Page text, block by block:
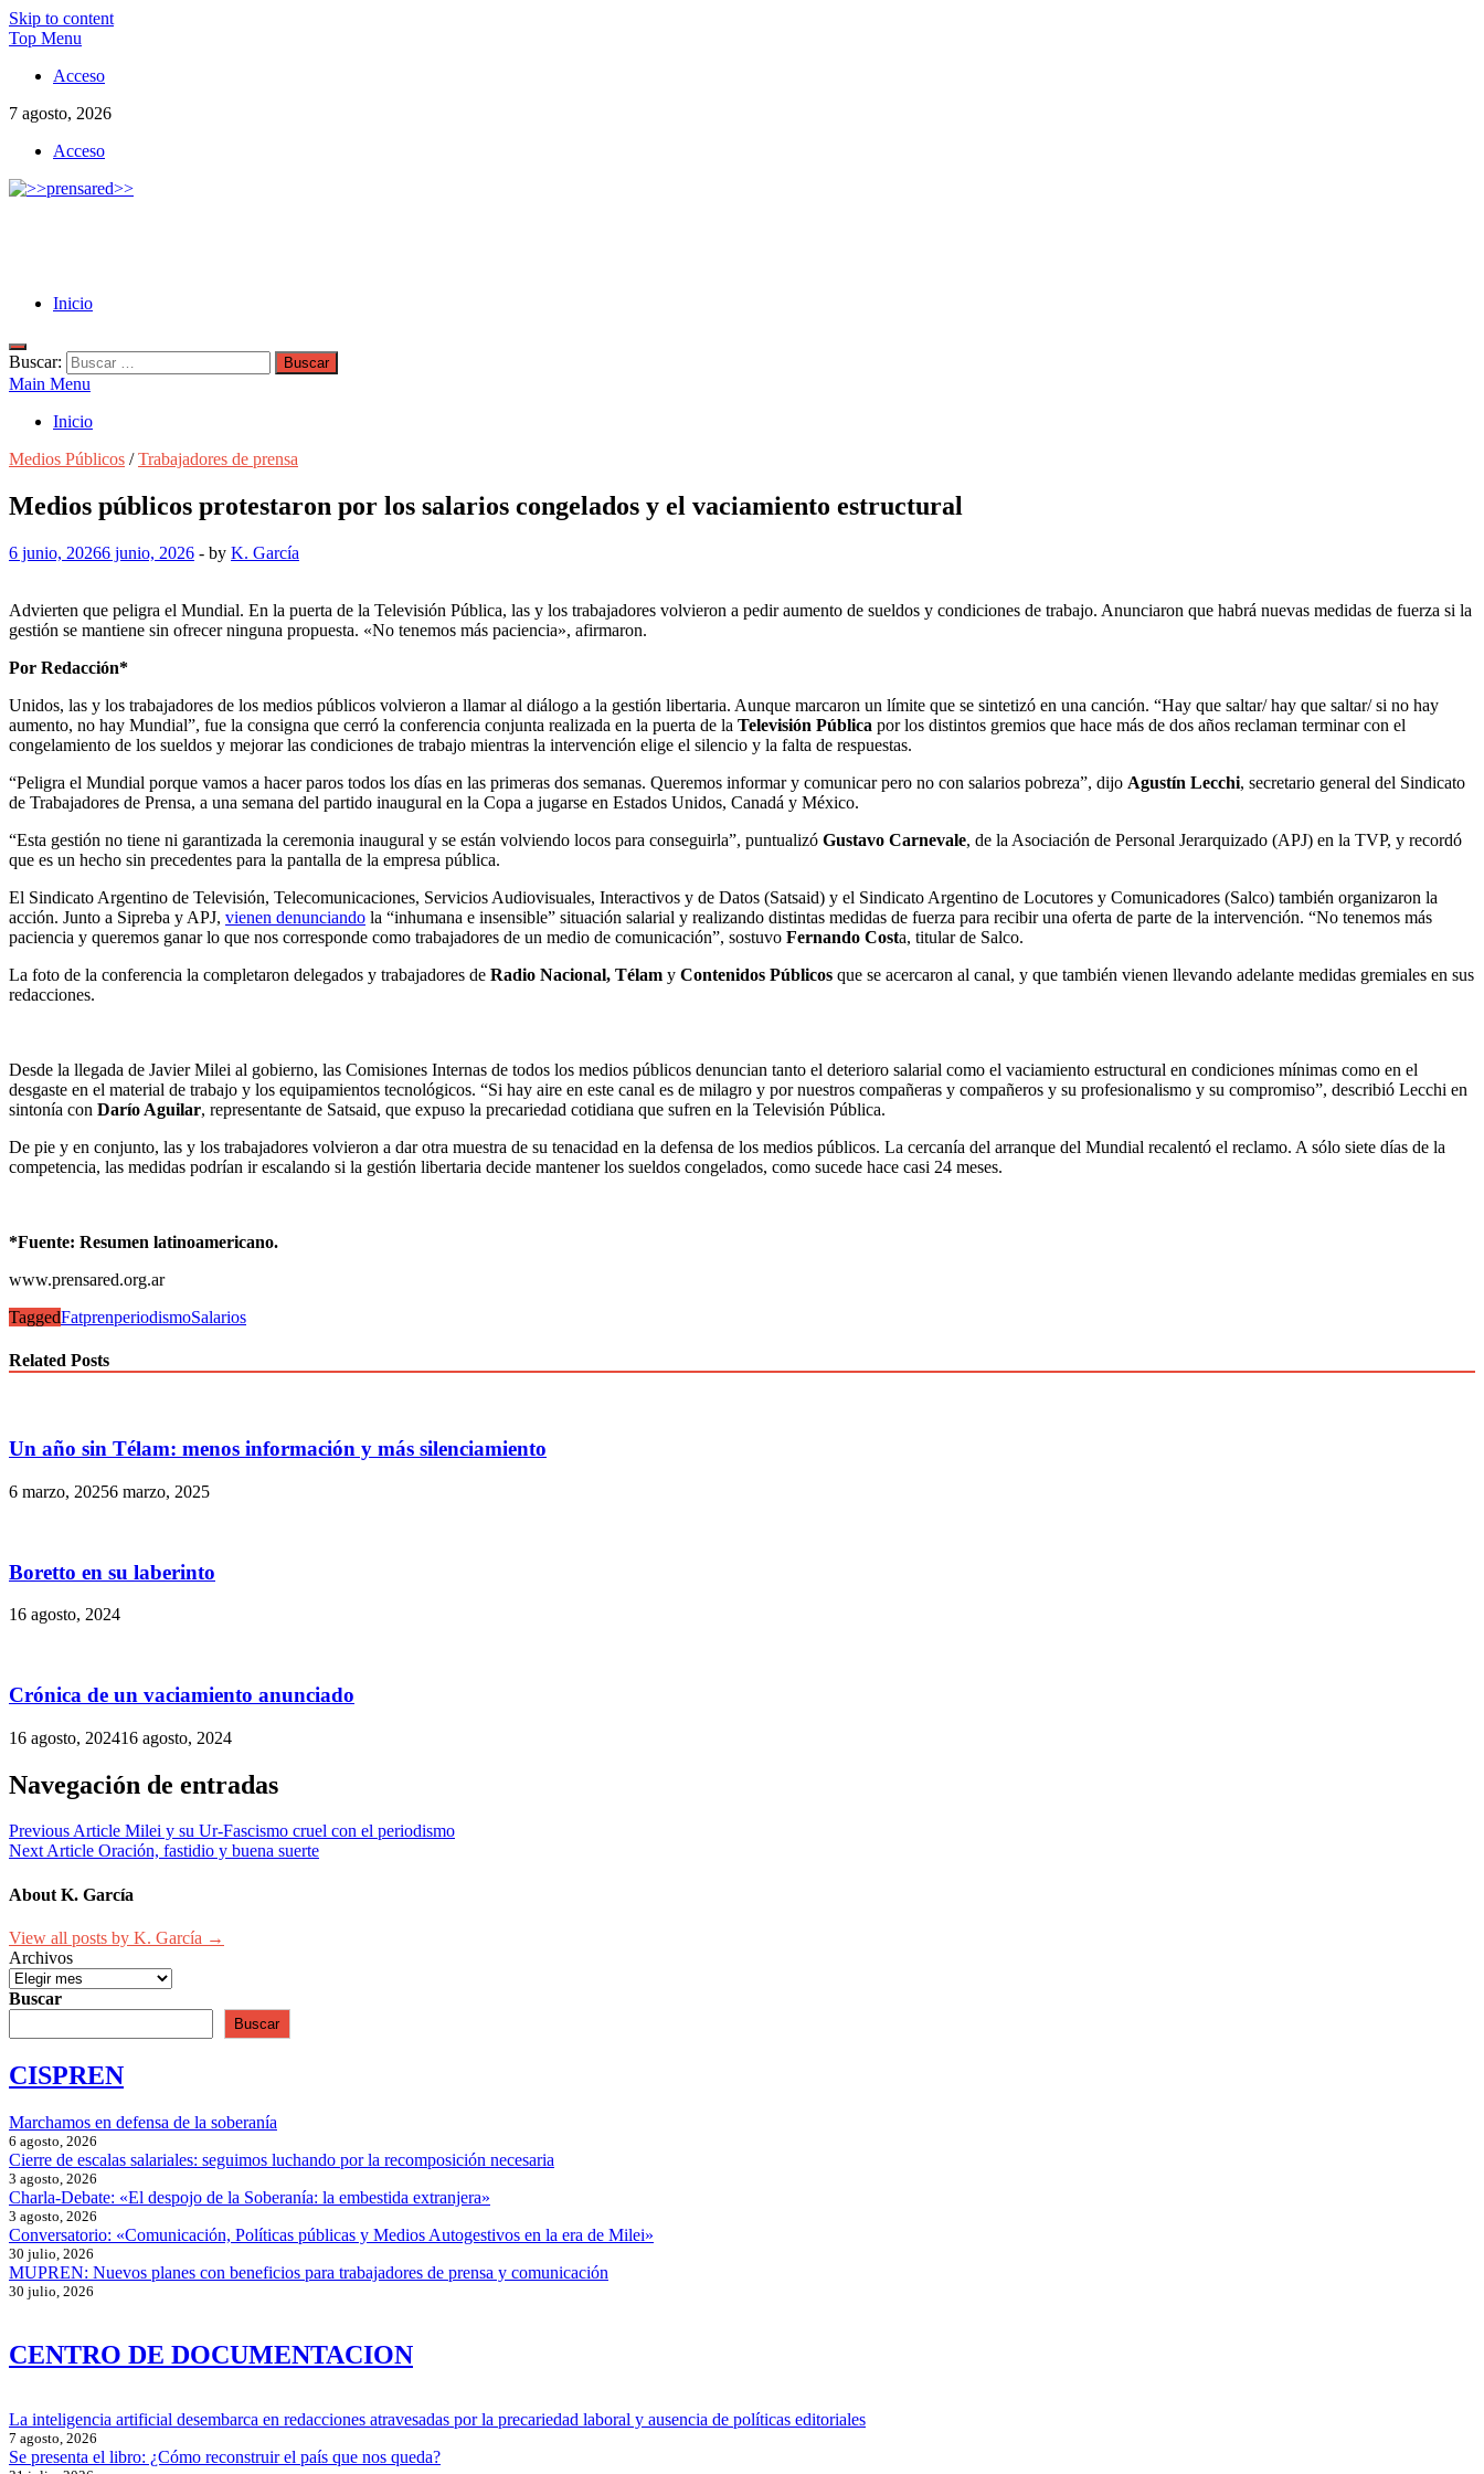
Skip to content
Top Menu
Acceso
7 agosto, 2026
Acceso
Inicio
Buscar:
Main Menu
Inicio
Medios Públicos /Trabajadores de prensa
Medios públicos protestaron por los salarios congelados y el vaciamiento estructural
6 junio, 20266 junio, 2026 - by K. García
Advierten que peligra el Mundial. En la puerta de la Televisión Pública, las y los trabajadores volvieron a pedir aumento de sueldos y condiciones de trabajo. Anunciaron que habrá nuevas medidas de fuerza si la
gestión se mantiene sin ofrecer ninguna propuesta. «No tenemos más paciencia», afirmaron.
Por Redacción*
Unidos, las y los trabajadores de los medios públicos volvieron a llamar al diálogo a la gestión libertaria. Aunque marcaron un límite que se sintetizó en una canción. “Hay que saltar/ hay que saltar/ si no hay
aumento, no hay Mundial”, fue la consigna que cerró la conferencia conjunta realizada en la puerta de la Televisión Pública por los distintos gremios que hace más de dos años reclaman terminar con el
congelamiento de los sueldos y mejorar las condiciones de trabajo mientras la intervención elige el silencio y la falta de respuestas.
“Peligra el Mundial porque vamos a hacer paros todos los días en las primeras dos semanas. Queremos informar y comunicar pero no con salarios pobreza”, dijo Agustín Lecchi, secretario general del Sindicato
de Trabajadores de Prensa, a una semana del partido inaugural en la Copa a jugarse en Estados Unidos, Canadá y México.
“Esta gestión no tiene ni garantizada la ceremonia inaugural y se están volviendo locos para conseguirla”, puntualizó Gustavo Carnevale, de la Asociación de Personal Jerarquizado (APJ) en la TVP, y recordó
que es un hecho sin precedentes para la pantalla de la empresa pública.
El Sindicato Argentino de Televisión, Telecomunicaciones, Servicios Audiovisuales, Interactivos y de Datos (Satsaid) y el Sindicato Argentino de Locutores y Comunicadores (Salco) también organizaron la
acción. Junto a Sipreba y APJ, vienen denunciando la “inhumana e insensible” situación salarial y realizando distintas medidas de fuerza para recibir una oferta de parte de la intervención. “No tenemos más
paciencia y queremos ganar lo que nos corresponde como trabajadores de un medio de comunicación”, sostuvo Fernando Costa, titular de Salco.
La foto de la conferencia la completaron delegados y trabajadores de Radio Nacional, Télam y Contenidos Públicos que se acercaron al canal, y que también vienen llevando adelante medidas gremiales en sus
redacciones.
Desde la llegada de Javier Milei al gobierno, las Comisiones Internas de todos los medios públicos denuncian tanto el deterioro salarial como el vaciamiento estructural en condiciones mínimas como en el
desgaste en el material de trabajo y los equipamientos tecnológicos. “Si hay aire en este canal es de milagro y por nuestros compañeras y compañeros y su profesionalismo y su compromiso”, describió Lecchi en
sintonía con Darío Aguilar, representante de Satsaid, que expuso la precariedad cotidiana que sufren en la Televisión Pública.
De pie y en conjunto, las y los trabajadores volvieron a dar otra muestra de su tenacidad en la defensa de los medios públicos. La cercanía del arranque del Mundial recalentó el reclamo. A sólo siete días de la
competencia, las medidas podrían ir escalando si la gestión libertaria decide mantener los sueldos congelados, como sucede hace casi 24 meses.
*Fuente: Resumen latinoamericano.
www.prensared.org.ar
TaggedFatprenperiodismoSalarios
Related Posts
Un año sin Télam: menos información y más silenciamiento
6 marzo, 20256 marzo, 2025
Boretto en su laberinto
16 agosto, 2024
Crónica de un vaciamiento anunciado
16 agosto, 202416 agosto, 2024
Navegación de entradas
Previous Article Milei y su Ur-Fascismo cruel con el periodismo
Next Article Oración, fastidio y buena suerte
About K. García
View all posts by K. García →
Archivos
Buscar
Buscar
CISPREN
Marchamos en defensa de la soberanía
6 agosto, 2026
Cierre de escalas salariales: seguimos luchando por la recomposición necesaria
3 agosto, 2026
Charla-Debate: «El despojo de la Soberanía: la embestida extranjera»
3 agosto, 2026
Conversatorio: «Comunicación, Políticas públicas y Medios Autogestivos en la era de Milei»
30 julio, 2026
MUPREN: Nuevos planes con beneficios para trabajadores de prensa y comunicación
30 julio, 2026
CENTRO DE DOCUMENTACION
La inteligencia artificial desembarca en redacciones atravesadas por la precariedad laboral y ausencia de políticas editoriales
7 agosto, 2026
Se presenta el libro: ¿Cómo reconstruir el país que nos queda?